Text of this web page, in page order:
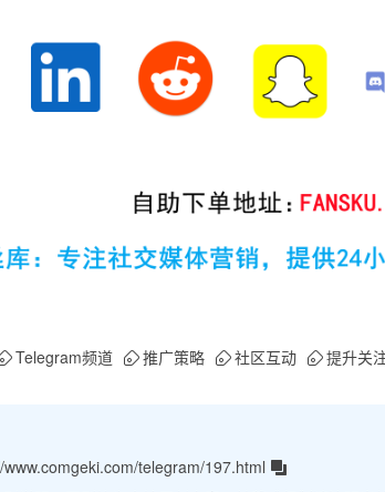
Telegram频道 推广策略 社区互动 提升关
www.comgeki.com/telegram/197.html